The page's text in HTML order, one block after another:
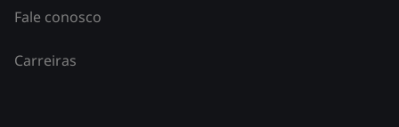
Fale conosco
Carreiras